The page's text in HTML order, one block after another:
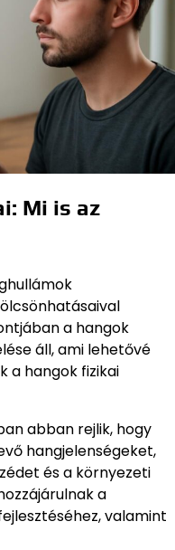
Mi is az
a hangok
áll, ami lehetővé
a hangok fizikai
abban rejlik, hogy
hangjelenségeket,
és a környezeti
a
valamint